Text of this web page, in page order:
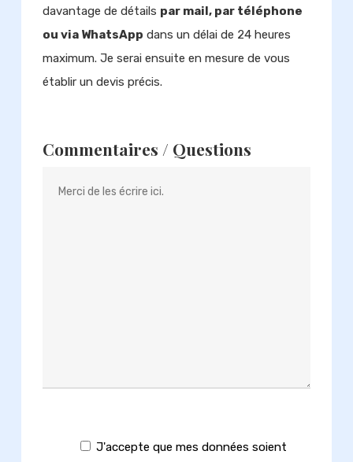
davantage de détails par mail, par téléphone
ou via WhatsApp dans un délai de 24 heures
maximum. Je serai ensuite en mesure de vous
établir un devis précis.
Commentaires / Questions
J'accepte que mes données soient